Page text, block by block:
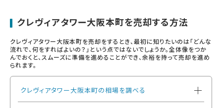
クレヴィアタワー大阪本町を売却する方法
クレヴィアタワー大阪本町を売却をするとき、最初に知りたいのは「どんな
流れで、何をすればよいの？」という点ではないでしょうか。全体像をつか
んでおくと、スムーズに準備を進めることができ、余裕を持って売却を進め
られます。
クレヴィアタワー大阪本町の相場を調べる